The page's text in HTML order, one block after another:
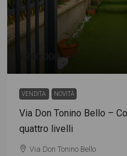
€240.000
VENDITA NOVITÀ
Via Don Tonino Bello –
quattro livelli
Via Don Tonino Bello